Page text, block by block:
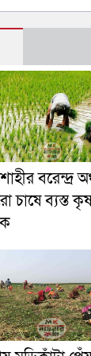
বরেন্দ্র
চাষে ব্যস্ত